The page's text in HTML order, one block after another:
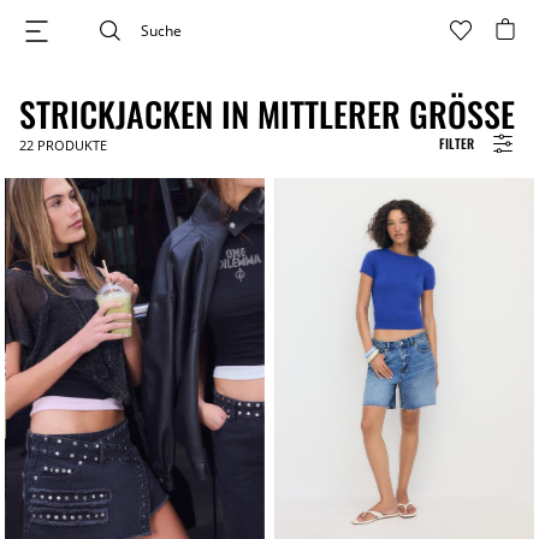
FILTER
STRICKJACKEN IN MITTLERER GRÖSSE
22 PRODUKTE